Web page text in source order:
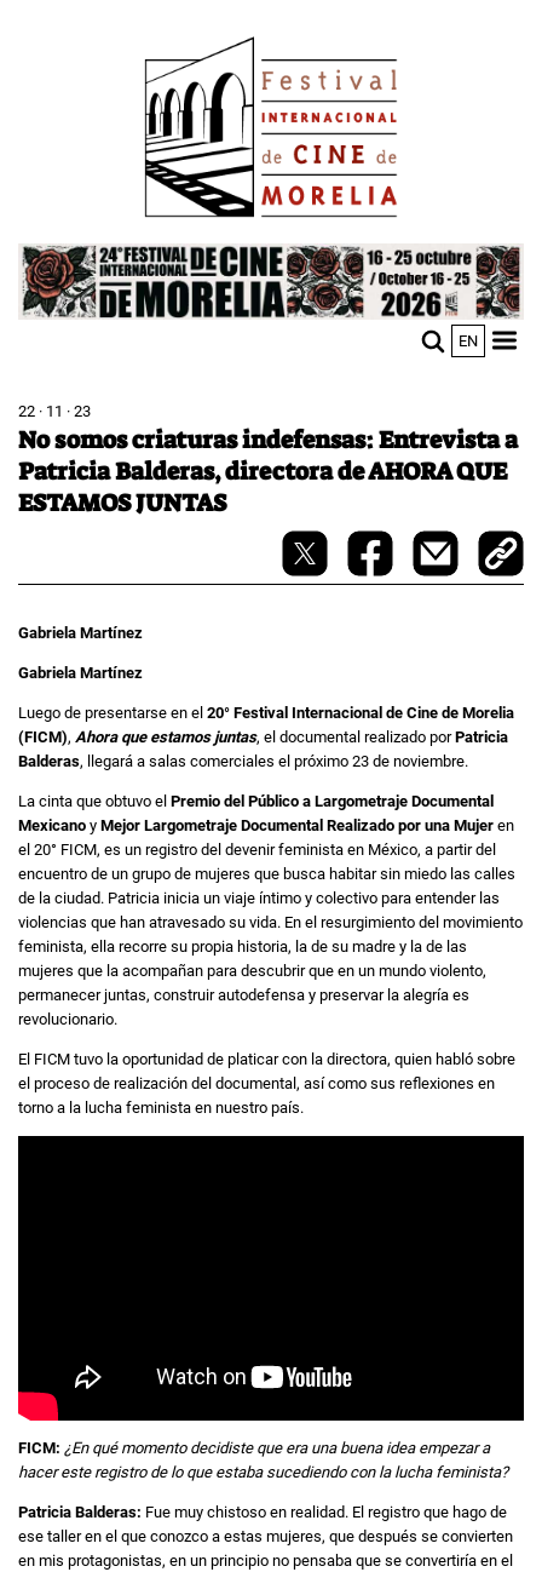
Image
EN
22 · 11 · 23
No somos criaturas indefensas: Entrevista a
Patricia Balderas, directora de AHORA QUE
ESTAMOS JUNTAS
Gabriela Martínez
Gabriela Martínez
Luego de presentarse en el 20° Festival Internacional de Cine de Morelia
(FICM), Ahora que estamos juntas, el documental realizado porPatricia
Balderas, llegará a salas comerciales el próximo 23 de noviembre.
La cinta que obtuvo el Premio del Público a Largometraje Documental
Mexicano y Mejor Largometraje Documental Realizado por una Mujer en
el 20° FICM, es un registro del devenir feminista en México, a partir del
encuentro de un grupo de mujeres que busca habitar sin miedo las calles
de la ciudad. Patricia inicia un viaje íntimo y colectivo para entender las
violencias que han atravesado su vida. En el resurgimiento del movimiento
feminista, ella recorre su propia historia, la de su madre y la de las
mujeres que la acompañan para descubrir que en un mundo violento,
permanecer juntas, construir autodefensa y preservar la alegría es
revolucionario.
El FICM tuvo la oportunidad de platicar con la directora, quien habló sobre
el proceso de realización del documental, así como sus reflexiones en
torno a la lucha feminista en nuestro país.
FICM: ¿En qué momento decidiste que era una buena idea empezar a
hacer este registro de lo que estaba sucediendo con la lucha feminista?
Patricia Balderas: Fue muy chistoso en realidad. El registro que hago de
ese taller en el que conozco a estas mujeres, que después se convierten
en mis protagonistas, en un principio no pensaba que se convertiría en el